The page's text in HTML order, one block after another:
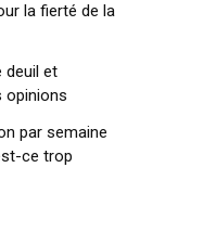
la fierté de la
deuil et
opinions
par semaine
ce trop